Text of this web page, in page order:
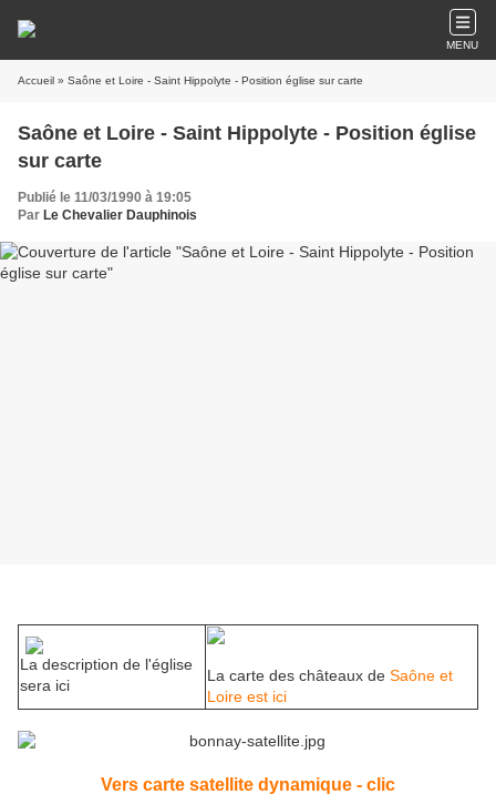
MENU
Accueil » Saône et Loire - Saint Hippolyte - Position église sur carte
Saône et Loire - Saint Hippolyte - Position église
sur carte
Publié le 11/03/1990 à 19:05
Par Le Chevalier Dauphinois
La description de l'église
sera ici
La carte des châteaux de Saône et
Loire est ici
Vers carte satellite dynamique - clic